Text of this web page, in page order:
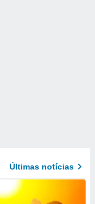
Últimas notícias